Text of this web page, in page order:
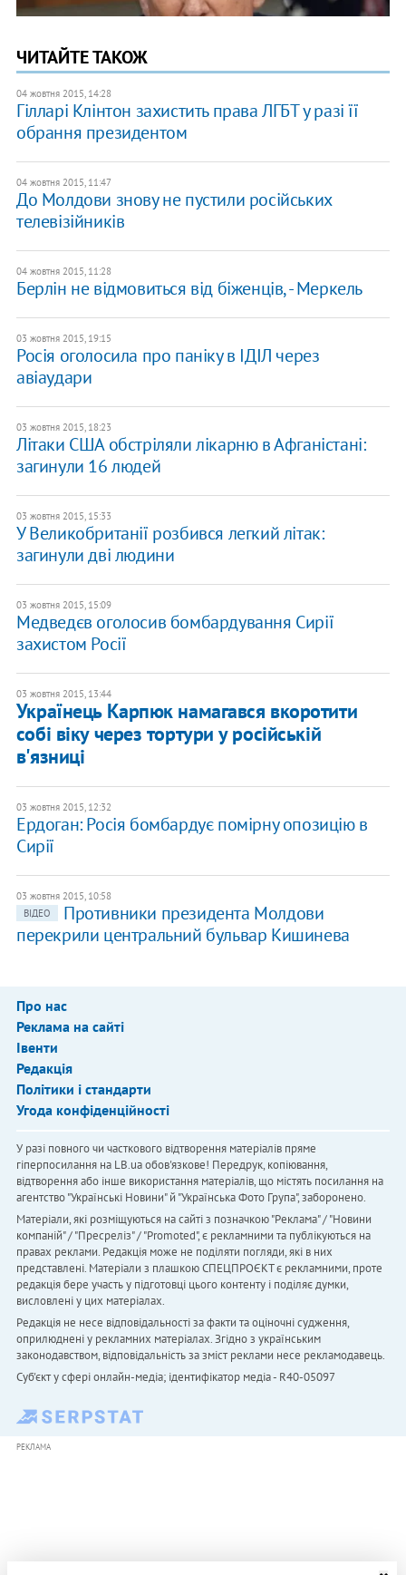
ЧИТАЙТЕ ТАКОЖ
04 жовтня 2015, 14:28
Гілларі Клінтон захистить права ЛГБТ у разі її
обрання президентом
04 жовтня 2015, 11:47
До Молдови знову не пустили російських
телевізійників
04 жовтня 2015, 11:28
Берлін не відмовиться від біженців, - Меркель
03 жовтня 2015, 19:15
Росія оголосила про паніку в ІДІЛ через
авіаудари
03 жовтня 2015, 18:23
Літаки США обстріляли лікарню в Афганістані:
загинули 16 людей
03 жовтня 2015, 15:33
У Великобританії розбився легкий літак:
загинули дві людини
03 жовтня 2015, 15:09
Медведєв оголосив бомбардування Сирії
захистом Росії
03 жовтня 2015, 13:44
Українець Карпюк намагався вкоротити
собі віку через тортури у російській
в'язниці
03 жовтня 2015, 12:32
Ердоган: Росія бомбардує помірну опозицію в
Сирії
03 жовтня 2015, 10:58
ВІДЕО
Противники президента Молдови
перекрили центральний бульвар Кишинева
Про нас
Реклама на сайті
Івенти
Редакція
Політики і стандарти
Угода конфіденційності
У разі повного чи часткового відтворення матеріалів пряме
гіперпосилання на LB.ua обов'язкове! Передрук, копіювання,
відтворення або інше використання матеріалів, що містять посилання на
агентство "Українськi Новини" й "Українська Фото Група", заборонено.
Матеріали, які розміщуються на сайті з позначкою "Реклама" / "Новини
компаній" / "Пресреліз" / "Promoted", є рекламними та публікуються на
правах реклами. Редакція може не поділяти погляди, які в них
представлені. Матеріали з плашкою СПЕЦПРОЄКТ є рекламними, проте
редакція бере участь у підготовці цього контенту і поділяє думки,
висловлені у цих матеріалах.
Редакція не несе відповідальності за факти та оціночні судження,
оприлюднені у рекламних матеріалах. Згідно з українським
законодавством, відповідальність за зміст реклами несе рекламодавець.
Cуб'єкт у сфері онлайн-медіа; ідентифікатор медіа - R40-05097
РЕКЛАМА